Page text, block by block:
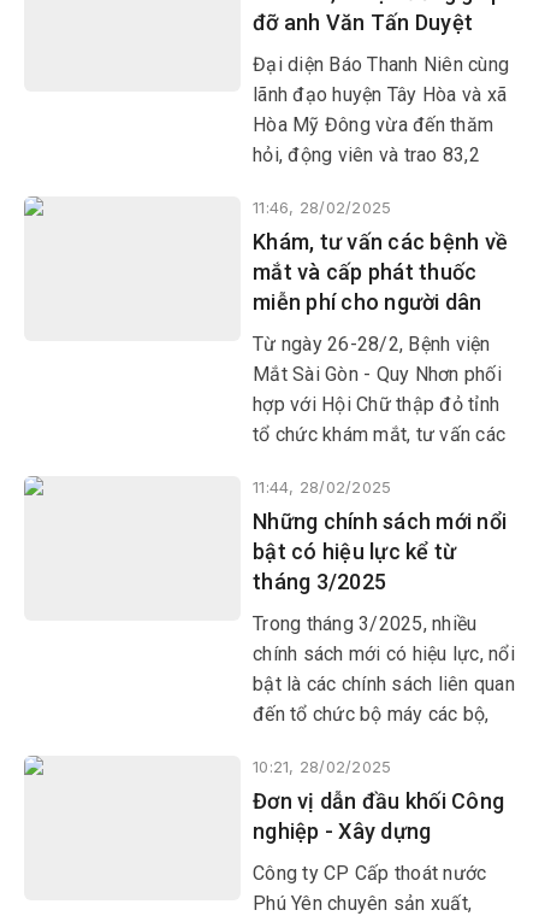
nghiệp.
đỡ anh Văn Tấn Duyệt
Đại diện Báo Thanh Niên cùng
lãnh đạo huyện Tây Hòa và xã
Hòa Mỹ Đông vừa đến thăm
hỏi, động viên và trao 83,2
Thanh Niên giúp đỡ anh Văn
Tấn Duyệt (36 tuổi, ở thôn Phú
Nhiêu, xã Hòa Mỹ Đông).
11:46, 28/02/2025
Khám, tư vấn các bệnh về
mắt và cấp phát thuốc
miễn phí cho người dân
Từ ngày 26-28/2, Bệnh viện
Mắt Sài Gòn - Quy Nhơn phối
hợp với Hội Chữ thập đỏ tỉnh
tổ chức khám mắt, tư vấn các
miễn phí cho người dân các
phường Hòa Hiệp Bắc, Hòa
Vinh, Hòa Hiệp Nam, Hòa Xuân
Tây và xã Hòa Xuân Nam (TX
Đông Hòa).
11:44, 28/02/2025
Những chính sách mới nổi
bật có hiệu lực kể từ
tháng 3/2025
Trong tháng 3/2025, nhiều
chính sách mới có hiệu lực, nổi
bật là các chính sách liên quan
đến tổ chức bộ máy các bộ,
bảo hiểm xã hội đối với dân
quân thường trực; khai thác
khoáng sản.
10:21, 28/02/2025
Đơn vị dẫn đầu khối Công
nghiệp - Xây dựng
Công ty CP Cấp thoát nước
Phú Yên chuyên sản xuất,